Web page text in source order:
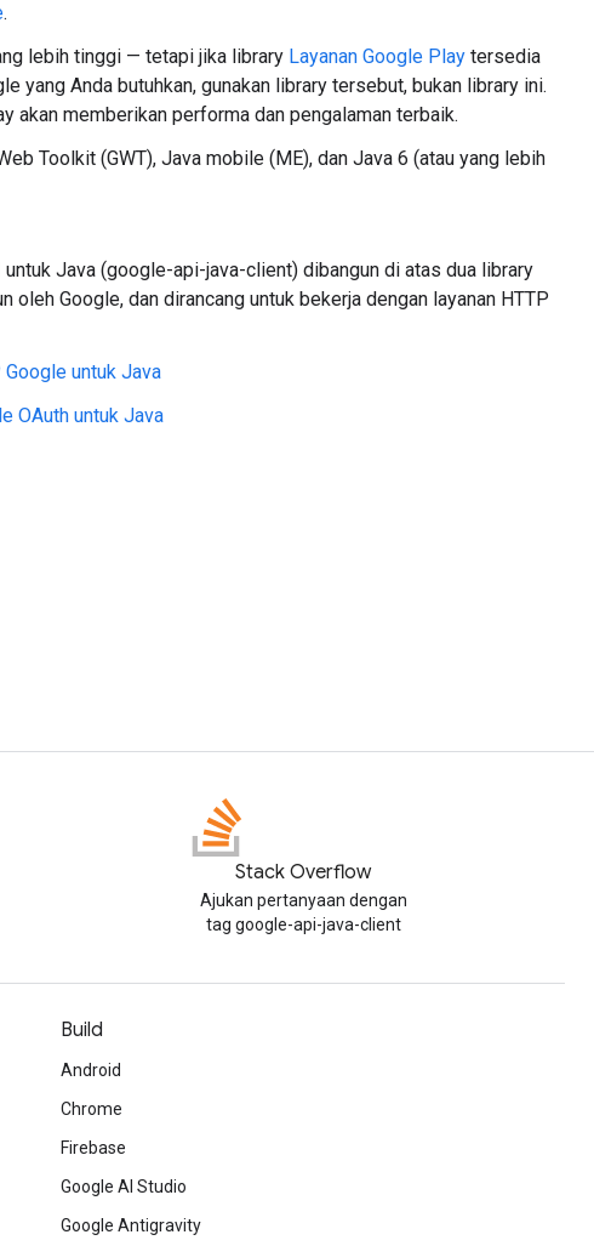
.
lebih tinggi — tetapi jika library Layanan Google Play tersedia
yang Anda butuhkan, gunakan library tersebut, bukan library ini.
akan memberikan performa dan pengalaman terbaik.
Toolkit (GWT), Java mobile (ME), dan Java 6 (atau yang lebih
Java (google-api-java-client) dibangun di atas dua library
oleh Google, dan dirancang untuk bekerja dengan layanan HTTP
untuk Java
OAuth untuk Java
Stack Overflow
Ajukan pertanyaan dengan
tag google-api-java-client
Build
Android
Chrome
Firebase
Google AI Studio
Google Antigravity